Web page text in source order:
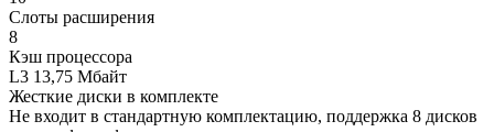
Слоты расширения
8
Кэш процессора
L3 13,75 Мбайт
Жесткие диски в комплекте
Не входит в стандартную комплектацию, поддержка 8 дисков